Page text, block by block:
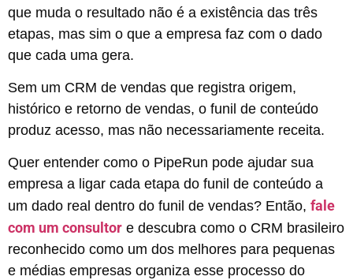
que muda o resultado não é a existência das três
etapas, mas sim o que a empresa faz com o dado
que cada uma gera.
Sem um CRM de vendas que registra origem,
histórico e retorno de vendas, o funil de conteúdo
produz acesso, mas não necessariamente receita.
Quer entender como o PipeRun pode ajudar sua
empresa a ligar cada etapa do funil de conteúdo a
um dado real dentro do funil de vendas? Então, fale
com um consultor e descubra como o CRM brasileiro
reconhecido como um dos melhores para pequenas
e médias empresas organiza esse processo do